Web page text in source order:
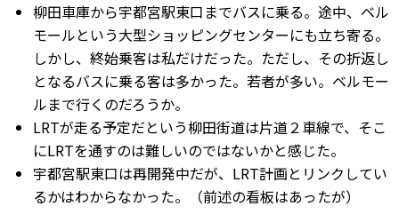
柳田車庫から宇都宮駅東口までバスに乗る。途中、ベル
モールという大型ショッピングセンターにも立ち寄る。
しかし、終始乗客は私だけだった。ただし、その折返し
となるバスに乗る客は多かった。若者が多い。ベルモー
ルまで行くのだろうか。
LRTが走る予定だという柳田街道は片道２車線で、そこ
にLRTを通すのは難しいのではないかと感じた。
宇都宮駅東口は再開発中だが、LRT計画とリンクしてい
るかはわからなかった。（前述の看板はあったが）